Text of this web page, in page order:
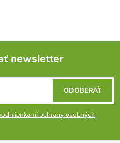
newsletter
ochrany osobných
ODOBERAŤ